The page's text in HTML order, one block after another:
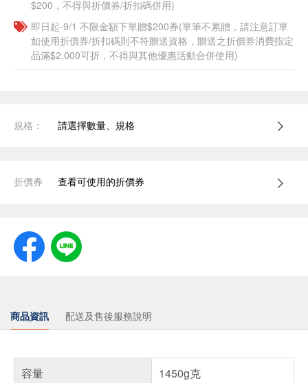
$200，不得與折價券/折扣碼併用)
即日起-9/1 不限金額下單贈$200券(單筆不累贈，請注意訂單
如使用折價券/折扣碼則不符贈送資格，贈送之折價券消費指定
品滿$2,000可折，不得與其他優惠活動合併使用)
規格： 請選擇數量、規格
折價券 查看可使用的折價券
商品資訊 配送及售後服務說明
容量
1450g克